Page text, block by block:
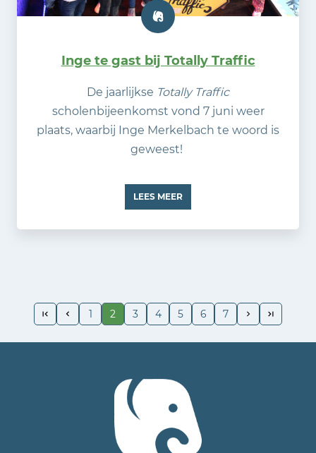
Inge te gast bij Totally Traffic
De jaarlijkse Totally Traffic
scholenbijeenkomst vond 7 juni weer
plaats, waarbij Inge Merkelbach te woord is
geweest!
LEES MEER
1 2 3 4 5 6 7